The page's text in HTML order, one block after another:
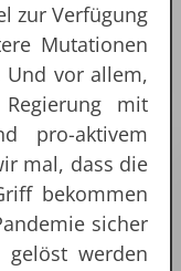
zur Verfügung
Mutationen
Und vor allem,
mit
pro-aktivem
mal, dass die
bekommen
sicher
werden